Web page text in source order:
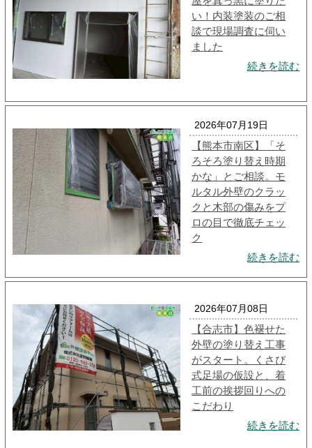
い！内装塗装のご相
談で現場調査に伺い
ました
続きを読む
2026年07月19日
【熊本市南区】「そ
ろそろ塗り替え時期
かな」とご相談。モ
ルタル外壁のクラッ
クと木部の傷みをプ
ロの目で徹底チェッ
ク
続きを読む
2026年07月08日
【合志市】色褪せた
外壁の塗り替え工事
がスタート。くさび
式足場の仮設と、着
工前の挨拶回りへの
こだわり
続きを読む